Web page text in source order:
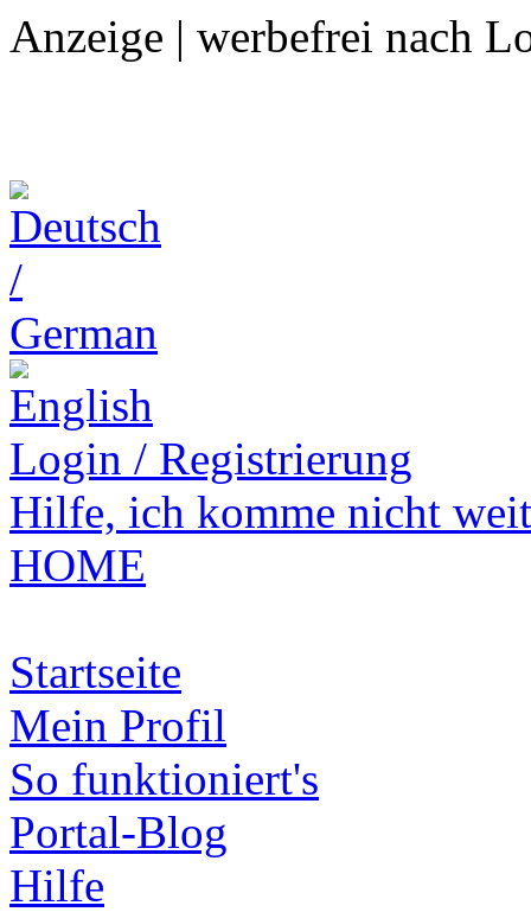
Anzeige | werbefrei nach
Login / Registrierung
Hilfe, ich komme nicht
HOME
Startseite
Mein Profil
So funktioniert's
Portal-Blog
Hilfe